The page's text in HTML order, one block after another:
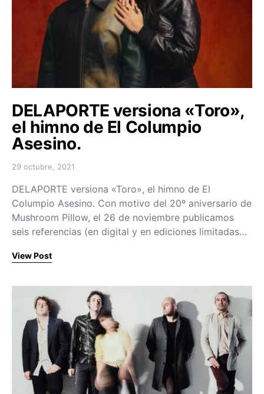
DELAPORTE versiona «Toro»,
el himno de El Columpio
Asesino.
Posted on
29 octubre, 2021
DELAPORTE versiona «Toro», el himno de El
Columpio Asesino. Con motivo del 20º aniversario de
Mushroom Pillow, el 26 de noviembre publicamos
seis referencias (en digital y en ediciones limitadas…
View Post